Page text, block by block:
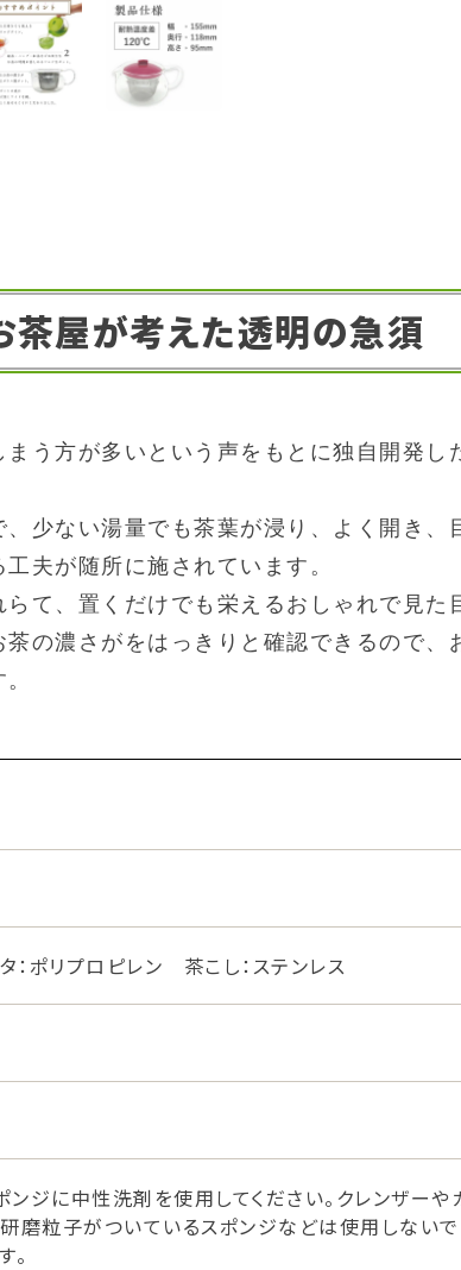
茶屋が考えた透明の急須
う方が多いという声をもとに独自開発し
少ない湯量でも茶葉が浸り、よく開き、
夫が随所に施されています。
て、置くだけでも栄えるおしゃれで見た
の濃さがをはっきりと確認できるので、
：ポリプロピレン 茶こし：ステンレス
ジに中性洗剤を使用してください。クレンザーや
磨粒子がついているスポンジなどは使用しないで
。